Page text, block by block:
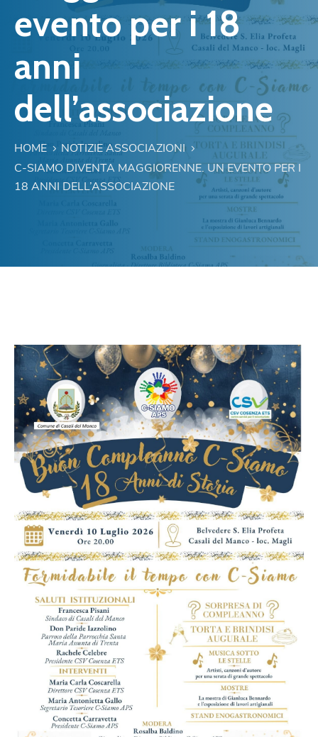
evento per i 18
anni
dell’associazione
HOME
NOTIZIE ASSOCIAZIONI
C-SIAMO DIVENTA MAGGIORENNE. UN EVENTO PER I
18 ANNI DELL’ASSOCIAZIONE